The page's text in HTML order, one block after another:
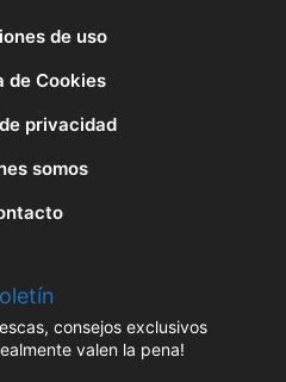
de uso
de Cookies
privacidad
somos
consejos exclusivos
valen la pena!